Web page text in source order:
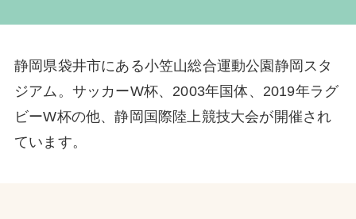
採用情報
静岡県袋井市にある小笠山総合運動公園静岡スタ
ジアム。サッカーW杯、2003年国体、2019年ラグ
ビーW杯の他、静岡国際陸上競技大会が開催され
ています。